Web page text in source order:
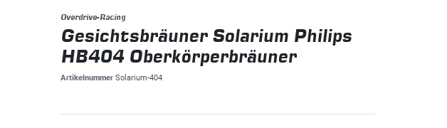
Overdrive-Racing
Gesichtsbräuner Solarium Philips
HB404 Oberkörperbräuner
Artikelnummer Solarium-404